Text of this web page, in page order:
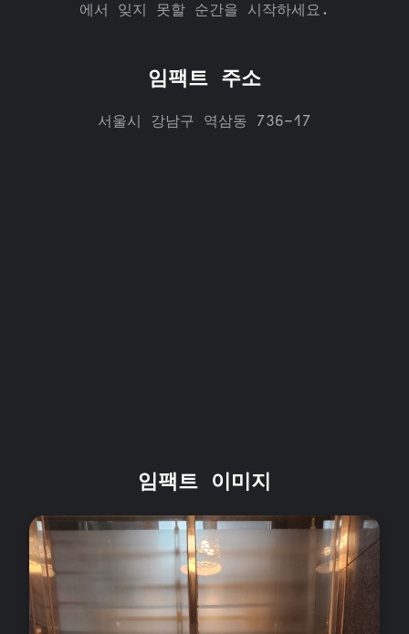
에서 잊지 못할 순간을 시작하세요.
임팩트 주소
서울시 강남구 역삼동 736-17
임팩트 이미지